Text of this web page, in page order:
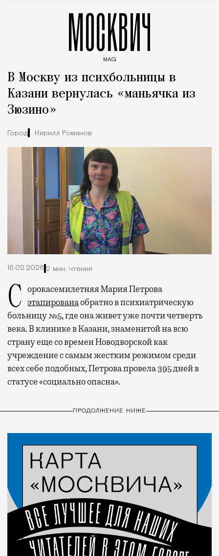
МОСКВИЧ
MAG
В Москву из психбольницы в
Казани вернулась «маньячка из
Зюзино»
Город Кирилл Романов
16.02.2026 2 мин. чтения
Сорокасемилетняя Мария Петрова
этапированаобратно в психиатрическую
больницу №5, где она живет уже почти четверть
века. В клинике в Казани, знаменитой на всю
страну еще со времен Новодворской как
учреждение с самым жестким режимом среди
всех себе подобных, Петрова провела 395 дней в
статусе «социально опасна».
ПРОДОЛЖЕНИЕ НИЖЕ